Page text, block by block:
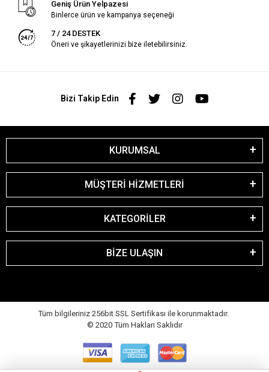
Geniş Ürün Yelpazesi
Binlerce ürün ve kampanya seçeneği
7 / 24 DESTEK
Öneri ve şikayetlerinizi bize iletebilirsiniz.
Bizi Takip Edin
KURUMSAL
MÜŞTERİ HİZMETLERİ
KATEGORİLER
BİZE ULAŞIN
Tüm bilgileriniz 256bit SSL Sertifikası ile korunmaktadır.
© 2020 Tüm Hakları Saklıdır